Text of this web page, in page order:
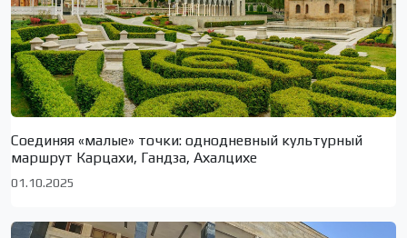
Соединяя «малые» точки: однодневный культурный
маршрут Карцахи, Гандза, Ахалцихе
01.10.2025